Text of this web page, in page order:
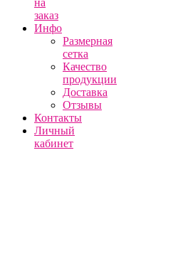
на
заказ
Инфо
Размерная
сетка
Качество
продукции
Доставка
Отзывы
Контакты
Личный
кабинет